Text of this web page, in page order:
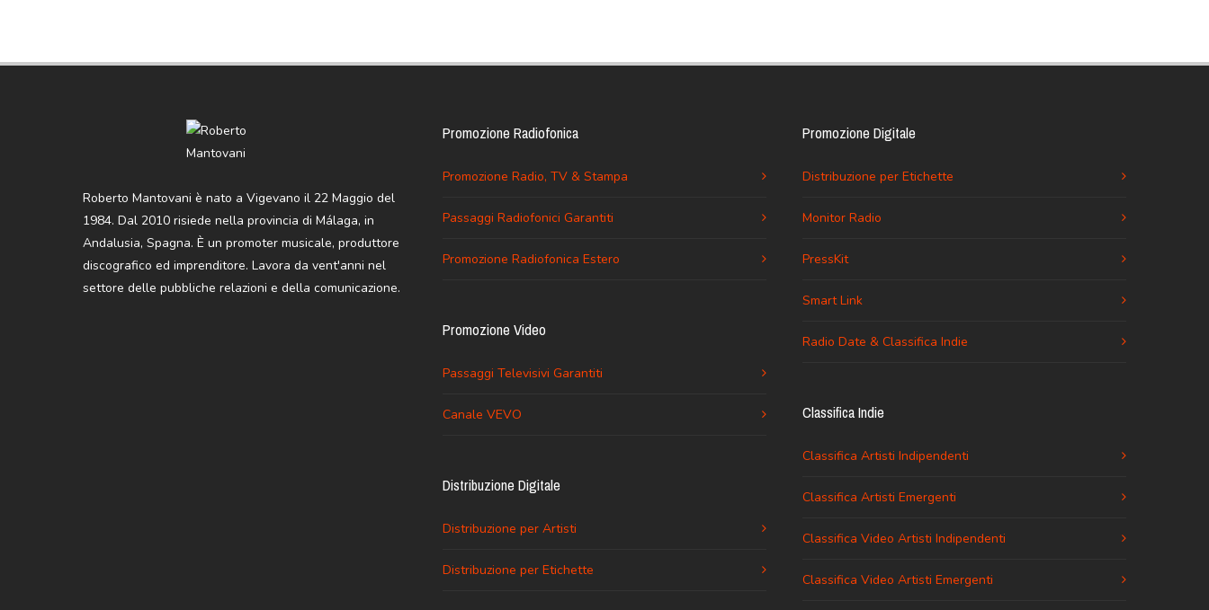
Roberto Mantovani è nato a Vigevano il 22 Maggio del
1984. Dal 2010 risiede nella provincia di Málaga, in
Andalusia, Spagna. È un promoter musicale, produttore
discografico ed imprenditore. Lavora da vent'anni nel
settore delle pubbliche relazioni e della comunicazione.
Promozione Radiofonica
Promozione Radio, TV & Stampa
Passaggi Radiofonici Garantiti
Promozione Radiofonica Estero
Promozione Video
Passaggi Televisivi Garantiti
Canale VEVO
Distribuzione Digitale
Distribuzione per Artisti
Distribuzione per Etichette
Promozione Digitale
Distribuzione per Etichette
Monitor Radio
PressKit
Smart Link
Radio Date & Classifica Indie
Classifica Indie
Classifica Artisti Indipendenti
Classifica Artisti Emergenti
Classifica Video Artisti Indipendenti
Classifica Video Artisti Emergenti